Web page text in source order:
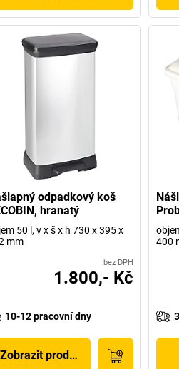
odpadkový koš
hranatý
50 l, v x š x h 730 x 395 x
mm
bez DPH
1.800,- Kč
10-12 pracovní dny
Zobrazit produkt
400